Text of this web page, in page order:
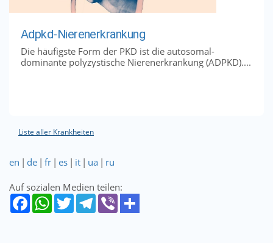
Adpkd-Nierenerkrankung
Die häufigste Form der PKD ist die autosomal-
dominante polyzystische Nierenerkrankung (ADPKD)....
Liste aller Krankheiten
en | de | fr | es | it | ua | ru
Auf sozialen Medien teilen: